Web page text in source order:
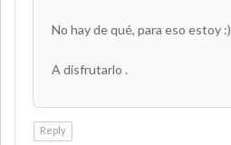
No hay de qué, para eso estoy :)
A disfrutarlo .
Reply